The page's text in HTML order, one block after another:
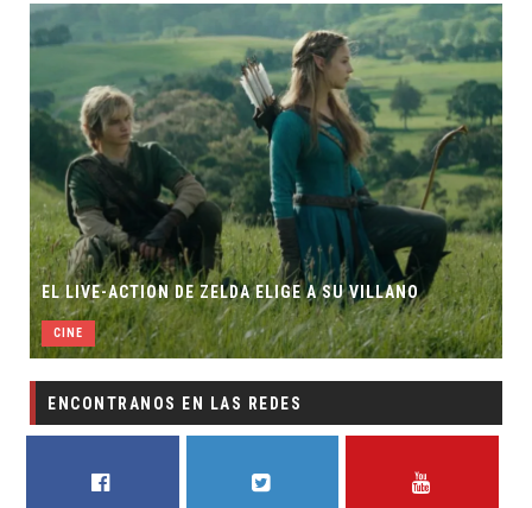
EL LIVE-ACTION DE ZELDA ELIGE A SU VILLANO
CINE
ENCONTRANOS EN LAS REDES